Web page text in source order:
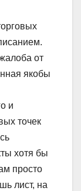
от
якобы
и
точек
хотя бы
просто
лист, на